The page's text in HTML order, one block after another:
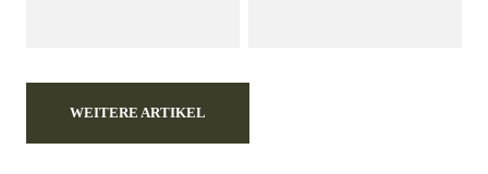
WEITERE ARTIKEL